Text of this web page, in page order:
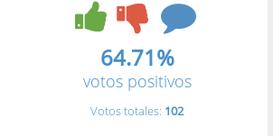
64.71%
votos positivos
Votos totales: 102